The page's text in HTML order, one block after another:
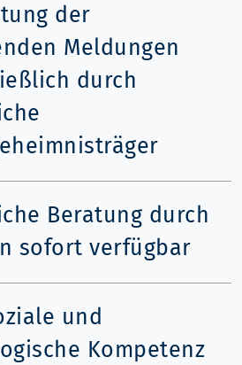
der
Meldungen
durch
Beratung durch
sofort verfügbar
und
Kompetenz